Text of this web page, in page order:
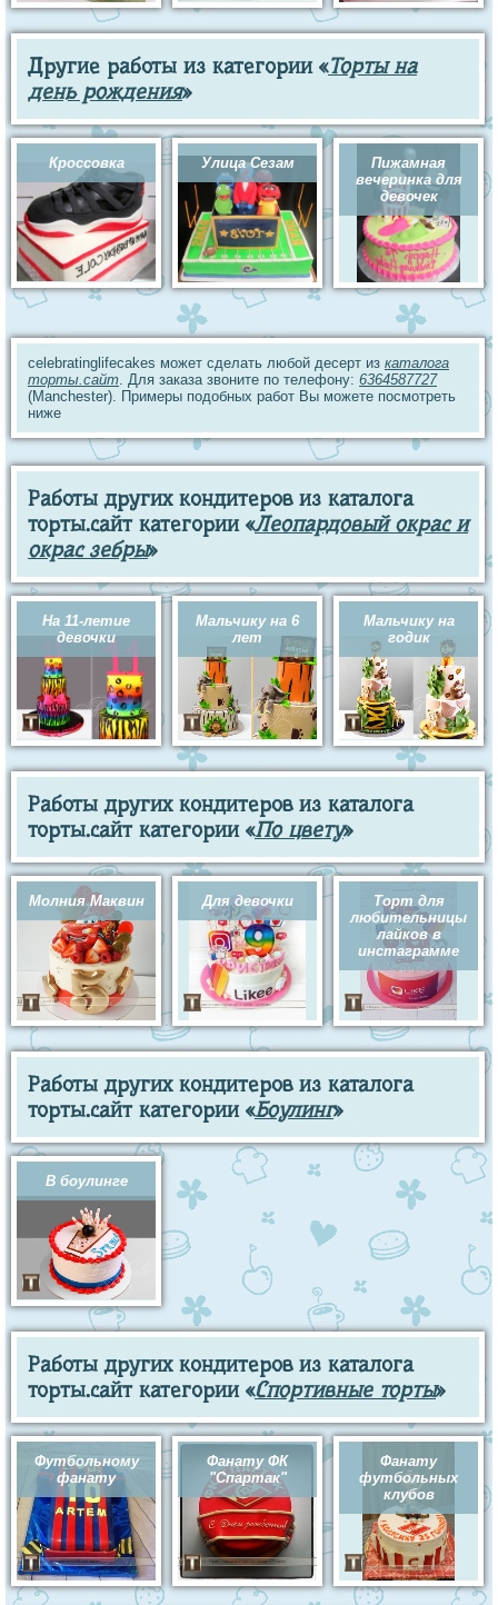
Другие работы из категории «Торты на
день рождения»
Кроссовка Улица Сезам
Пижамная
вечеринка для
девочек
celebratinglifecakes может сделать любой десерт из каталога
торты.сайт . Для заказа звоните по телефону: 6364587727
(Manchester). Примеры подобных работ Вы можете посмотреть
ниже
Работы других кондитеров из каталога
торты.сайт категории «Леопардовый окрас и
окрас зебры»
На 11-летие
девочки
Мальчику на 6
лет
Мальчику на
годик
Работы других кондитеров из каталога
торты.сайт категории «По цвету»
Молния Маквин Для девочки
Торт для
любительницы
лайков в
инстаграмме
Работы других кондитеров из каталога
торты.сайт категории «Боулинг»
В боулинге
Работы других кондитеров из каталога
торты.сайт категории «Спортивные торты»
Футбольному
фанату
Фанату ФК
"Спартак"
Фанату
футбольных
клубов